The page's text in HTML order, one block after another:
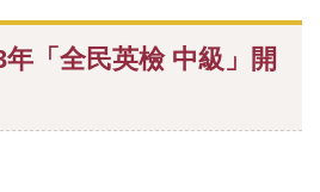
年「全民英檢 中級」開